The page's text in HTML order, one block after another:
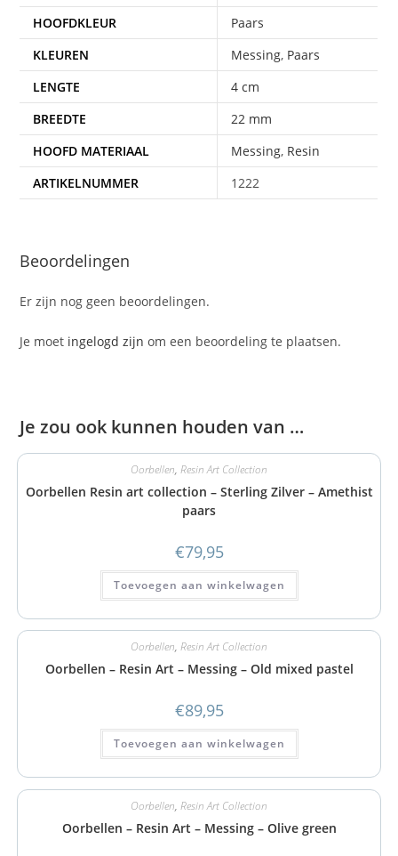
HOOFDKLEUR
Paars
KLEUREN
Messing, Paars
LENGTE
4 cm
BREEDTE
22 mm
HOOFD MATERIAAL
Messing, Resin
ARTIKELNUMMER
1222
Beoordelingen
Er zijn nog geen beoordelingen.
Je moet ingelogd zijn om een beoordeling te plaatsen.
Je zou ook kunnen houden van …
Oorbellen, Resin Art Collection
Oorbellen Resin art collection – Sterling Zilver – Amethist
paars
€79,95
Toevoegen aan winkelwagen
Oorbellen, Resin Art Collection
Oorbellen – Resin Art – Messing – Old mixed pastel
€89,95
Toevoegen aan winkelwagen
Oorbellen, Resin Art Collection
Oorbellen – Resin Art – Messing – Olive green